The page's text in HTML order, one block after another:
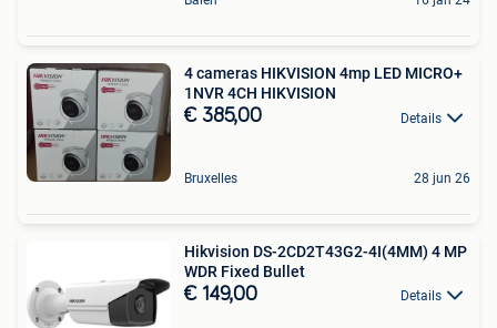
4 cameras HIKVISION 4mp LED MICRO+
1NVR 4CH HIKVISION
€ 385,00 Details
Bruxelles 28 jun 26
Hikvision DS-2CD2T43G2-4I(4MM) 4 MP
WDR Fixed Bullet
€ 149,00 Details